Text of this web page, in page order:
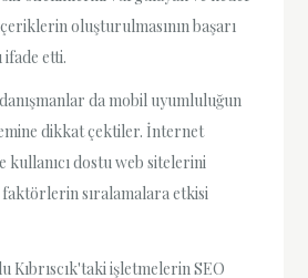
oluşturulmasının başarı
etti.
da mobil uyumluluğun
dikkat çektiler. İnternet
kullanıcı dostu web sitelerini
sıralamalara etkisi
işletmelerin SEO